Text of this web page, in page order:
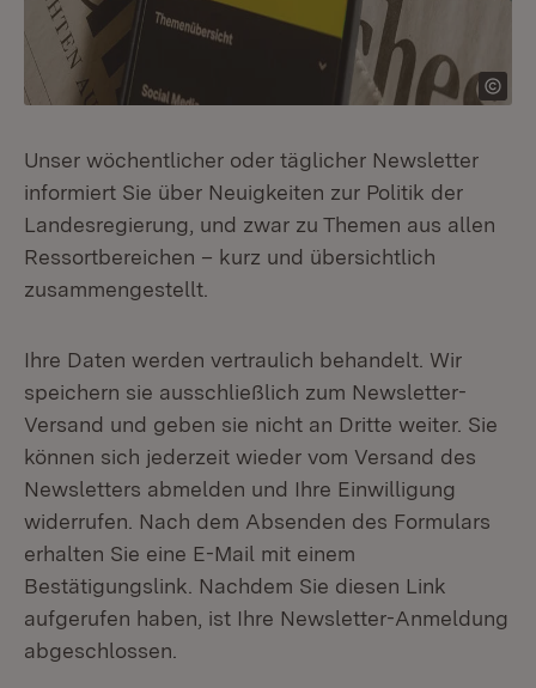
Unser wöchentlicher oder täglicher Newsletter
informiert Sie über Neuigkeiten zur Politik der
Landesregierung, und zwar zu Themen aus allen
Ressortbereichen – kurz und übersichtlich
zusammengestellt.
Ihre Daten werden vertraulich behandelt. Wir
speichern sie ausschließlich zum Newsletter-
Versand und geben sie nicht an Dritte weiter. Sie
können sich jederzeit wieder vom Versand des
Newsletters abmelden und Ihre Einwilligung
widerrufen. Nach dem Absenden des Formulars
erhalten Sie eine E-Mail mit einem
Bestätigungslink. Nachdem Sie diesen Link
aufgerufen haben, ist Ihre Newsletter-Anmeldung
abgeschlossen.